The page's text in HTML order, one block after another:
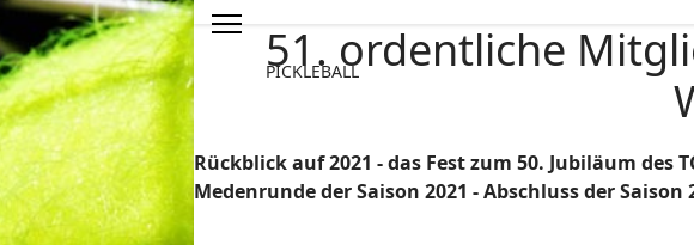
PICKLEBALL
51. ordentliche
Rückblick auf 2021 - das Fest zum 50. Jubiläum des
Medenrunde der Saison 2021 - Abschluss der